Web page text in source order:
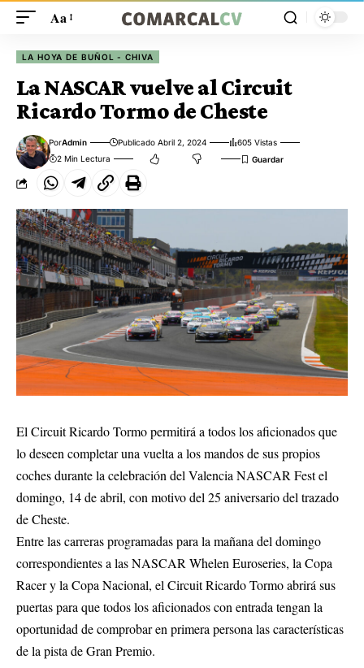
Aa
LA HOYA DE BUÑOL - CHIVA
La NASCAR vuelve al Circuit
Ricardo Tormo de Cheste
PorAdmin Publicado Abril 2, 2024
605 Vistas
2 Min Lectura
El Circuit Ricardo Tormo permitirá a todos los aficionados que
lo deseen completar una vuelta a los mandos de sus propios
coches durante la celebración del Valencia NASCAR Fest el
domingo, 14 de abril, con motivo del 25 aniversario del trazado
de Cheste.
Entre las carreras programadas para la mañana del domingo
correspondientes a las NASCAR Whelen Euroseries, la Copa
Racer y la Copa Nacional, el Circuit Ricardo Tormo abrirá sus
puertas para que todos los aficionados con entrada tengan la
oportunidad de comprobar en primera persona las características
de la pista de Gran Premio.